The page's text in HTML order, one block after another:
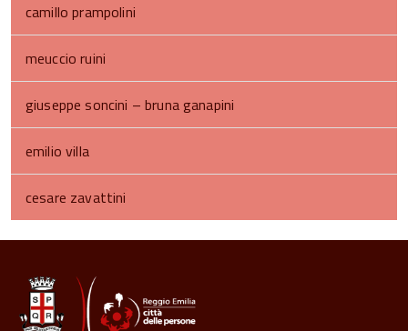
camillo prampolini
meuccio ruini
giuseppe soncini – bruna ganapini
emilio villa
cesare zavattini
all'inizio
contenuto